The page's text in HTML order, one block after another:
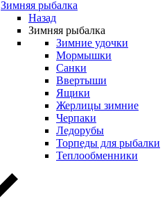
Зимняя рыбалка
Назад
Зимняя рыбалка
Зимние удочки
Мормышки
Санки
Ввертыши
Ящики
Жерлицы зимние
Черпаки
Ледорубы
Торпеды для рыбалки
Теплообменники